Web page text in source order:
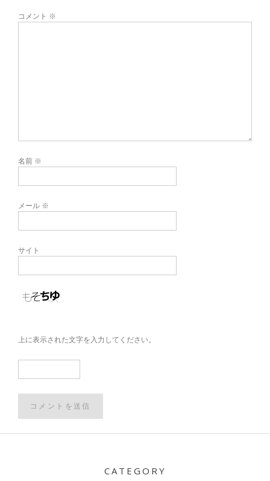
コメント ※
名前 ※
メール ※
サイト
上に表示された文字を入力してください。
CATEGORY